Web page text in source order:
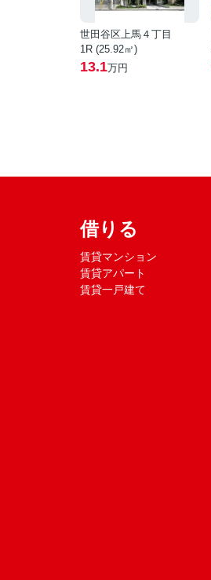
世田谷区上馬４丁目
1R (25.92㎡)
13.1万円
借りる
賃貸マンション
賃貸アパート
賃貸一戸建て